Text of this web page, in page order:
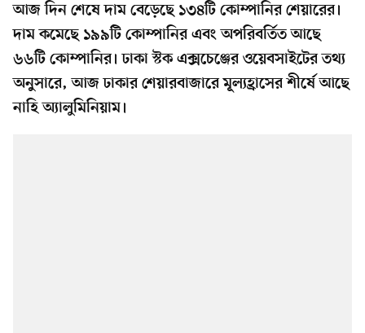
আজ দিন শেষে দাম বেড়েছে ১৩৪টি কোম্পানির শেয়ারের।
দাম কমেছে ১৯৯টি কোম্পানির এবং অপরিবর্তিত আছে
৬৬টি কোম্পানির। ঢাকা স্টক এক্সচেঞ্জের ওয়েবসাইটের তথ্য
অনুসারে, আজ ঢাকার শেয়ারবাজারে মূল্যহ্রাসের শীর্ষে আছে
নাহি অ্যালুমিনিয়াম।